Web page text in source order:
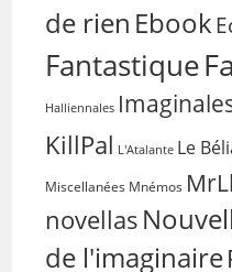
de rien Ebook
Fantastique
Halliennales
KillPal L'Atalante Le
Miscellanées Mnémos
novellas
de l'imaginaire